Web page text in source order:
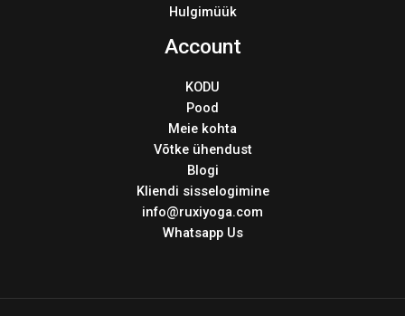
Hulgimüük
Account
KODU
Pood
Meie kohta
Võtke ühendust
Blogi
Kliendi sisselogimine
info@ruxiyoga.com
Whatsapp Us